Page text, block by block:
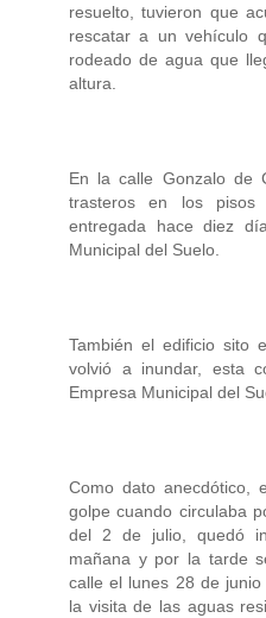
resuelto, tuvieron que
rescatar a un vehículo
rodeado de agua que
altura.
En la calle Gonzalo de
trasteros en los pisos
entregada hace diez
Municipal del Suelo.
También el edificio sito
volvió a inundar, esta
Empresa Municipal del
Como dato anecdótico,
golpe cuando circulaba
del 2 de julio, quedó
mañana y por la tarde
calle el lunes 28 de
la visita de las aguas